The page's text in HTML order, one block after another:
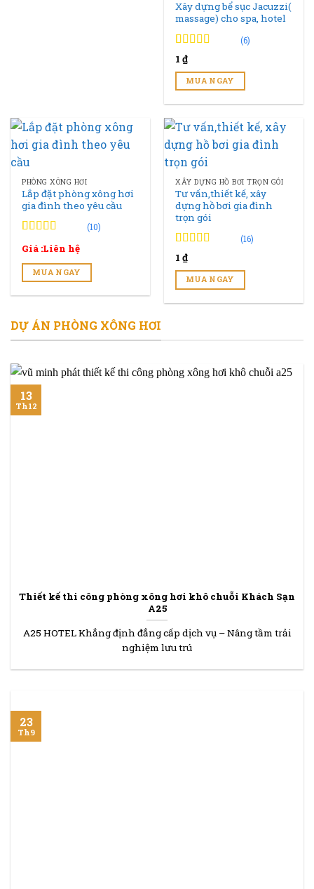
Xây dựng bể sục Jacuzzi(
massage) cho spa, hotel
4.83
6
đánh giá
(6)
1₫
MUA NGAY
PHÒNG XÔNG HƠI
Lắp đặt phòng xông hơi
gia đình theo yêu cầu
4.90 trên 5
10
đánh giá
(10)
Giá :Liên hệ
MUA NGAY
XÂY DỰNG HỒ BƠI TRỌN GÓI
Tư vấn,thiết kế, xây
dựng hồ bơi gia đình
trọn gói
4.94
16
đánh giá
(16)
1₫
MUA NGAY
DỰ ÁN PHÒNG XÔNG HƠI
Thiết kế thi công phòng xông hơi khô chuỗi Khách Sạn
A25
A25 HOTEL Khẳng định đẳng cấp dịch vụ – Nâng tầm trải
nghiệm lưu trú
13
Th12
23
Th9